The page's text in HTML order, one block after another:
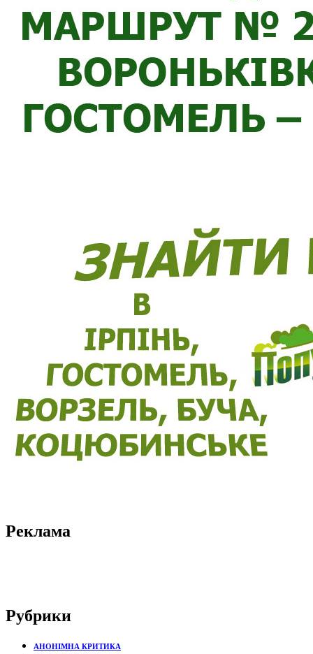
Реклама
Рубрики
АНОНІМНА КРИТИКА